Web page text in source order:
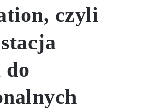
czyli
do